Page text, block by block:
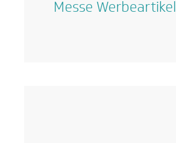
Messe Werbeartikel